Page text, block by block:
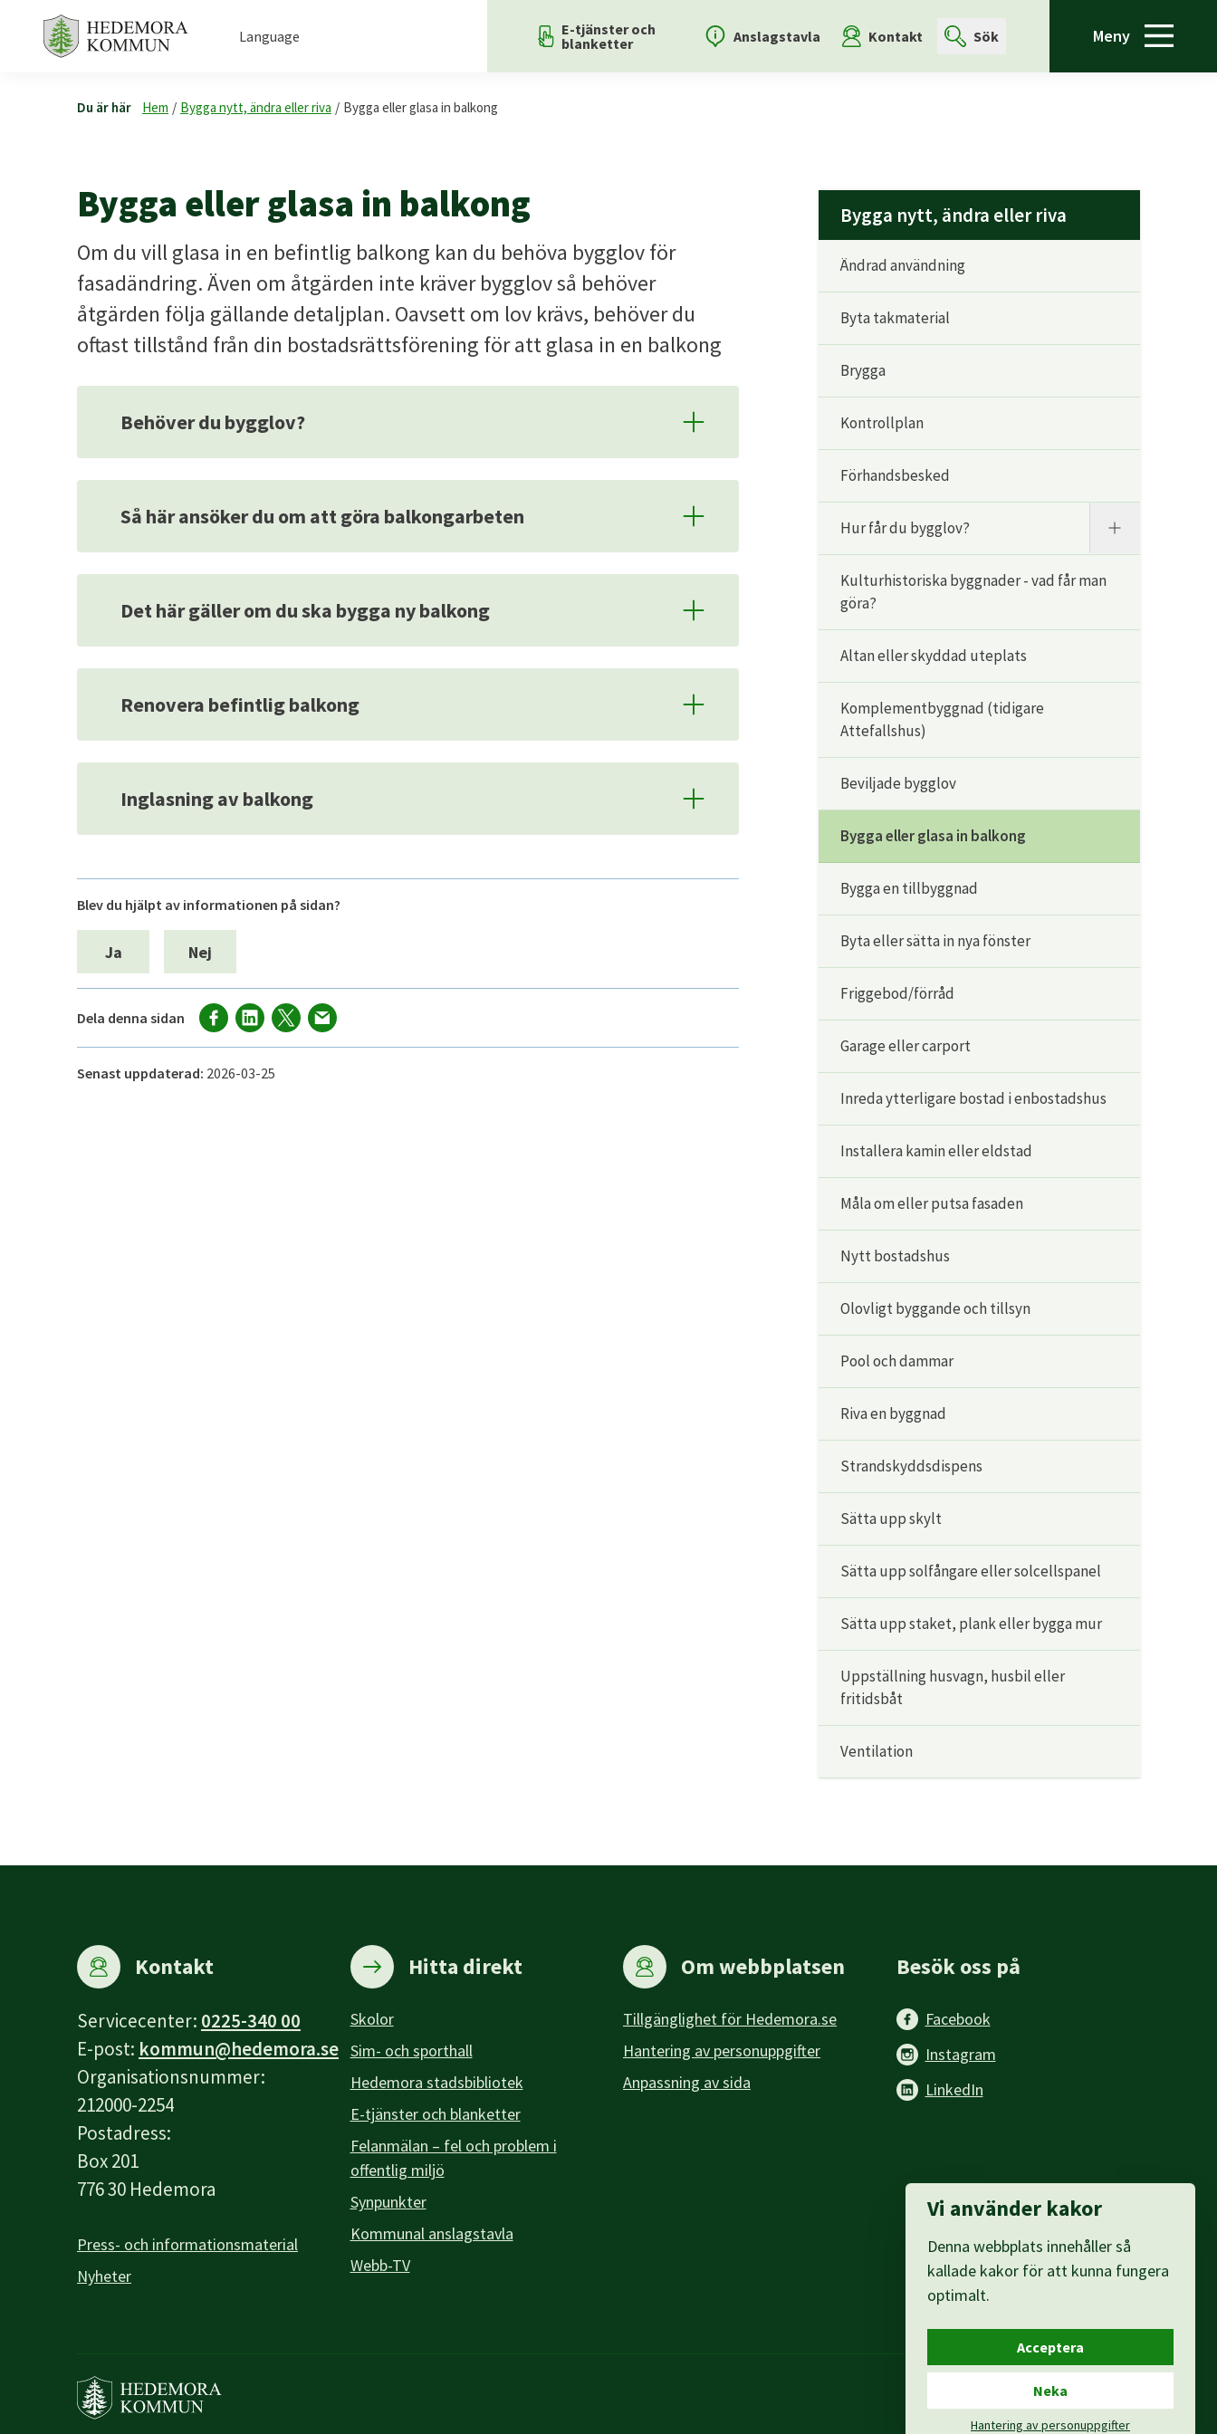
Language
E-tjänster och
blanketter
Anslagstavla Kontakt Sök Meny
Du är här Hem / Bygga nytt, ändra eller riva / Bygga eller glasa in balkong
Bygga eller glasa in balkong
Om du vill glasa in en befintlig balkong kan du behöva bygglov för
fasadändring. Även om åtgärden inte kräver bygglov så behöver
åtgärden följa gällande detaljplan. Oavsett om lov krävs, behöver du
oftast tillstånd från din bostadsrättsförening för att glasa in en balkong
Behöver du bygglov?
Så här ansöker du om att göra balkongarbeten
Det här gäller om du ska bygga ny balkong
Renovera befintlig balkong
Inglasning av balkong
Blev du hjälpt av informationen på sidan?
Ja Nej
Dela denna sidan
Senast uppdaterad: 2026-03-25
Bygga nytt, ändra eller riva
Ändrad användning
Byta takmaterial
Brygga
Kontrollplan
Förhandsbesked
Hur får du bygglov?
Kulturhistoriska byggnader - vad får man
göra?
Altan eller skyddad uteplats
Komplementbyggnad (tidigare
Attefallshus)
Beviljade bygglov
Bygga eller glasa in balkong
Bygga en tillbyggnad
Byta eller sätta in nya fönster
Friggebod/förråd
Garage eller carport
Inreda ytterligare bostad i enbostadshus
Installera kamin eller eldstad
Måla om eller putsa fasaden
Nytt bostadshus
Olovligt byggande och tillsyn
Pool och dammar
Riva en byggnad
Strandskyddsdispens
Sätta upp skylt
Sätta upp solfångare eller solcellspanel
Sätta upp staket, plank eller bygga mur
Uppställning husvagn, husbil eller
fritidsbåt
Ventilation
Kontakt
Servicecenter: 0225-340 00
E-post: kommun@hedemora.se
Organisationsnummer:
212000-2254
Postadress:
Box 201
776 30 Hedemora
Press- och informationsmaterial
Nyheter
Hitta direkt
Skolor
Sim- och sporthall
Hedemora stadsbibliotek
E-tjänster och blanketter
Felanmälan – fel och problem i
offentlig miljö
Synpunkter
Kommunal anslagstavla
Webb-TV
Om webbplatsen
Tillgänglighet för Hedemora.se
Hantering av personuppgifter
Anpassning av sida
Besök oss på
Facebook
Instagram
LinkedIn
Vi använder kakor
Denna webbplats innehåller så
kallade kakor för att kunna fungera
optimalt.
Acceptera
Neka
Hantering av personuppgifter